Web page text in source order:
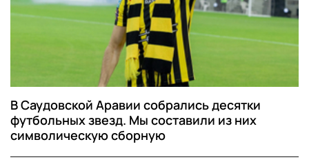
В Саудовской Аравии собрались десятки
футбольных звезд. Мы составили из них
символическую сборную